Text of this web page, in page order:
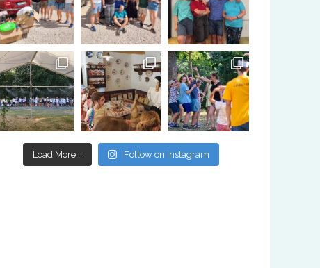
Load More... Follow on Instagram